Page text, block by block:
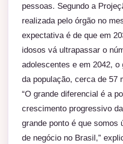
pessoas. Segundo a
realizada pelo órgão no
expectativa é de que em
idosos vá ultrapassar o
adolescentes e em 2042, o
da população, cerca de 57
“O grande diferencial é a
crescimento progressivo
grande ponto é que somos
de negócio no Brasil,”